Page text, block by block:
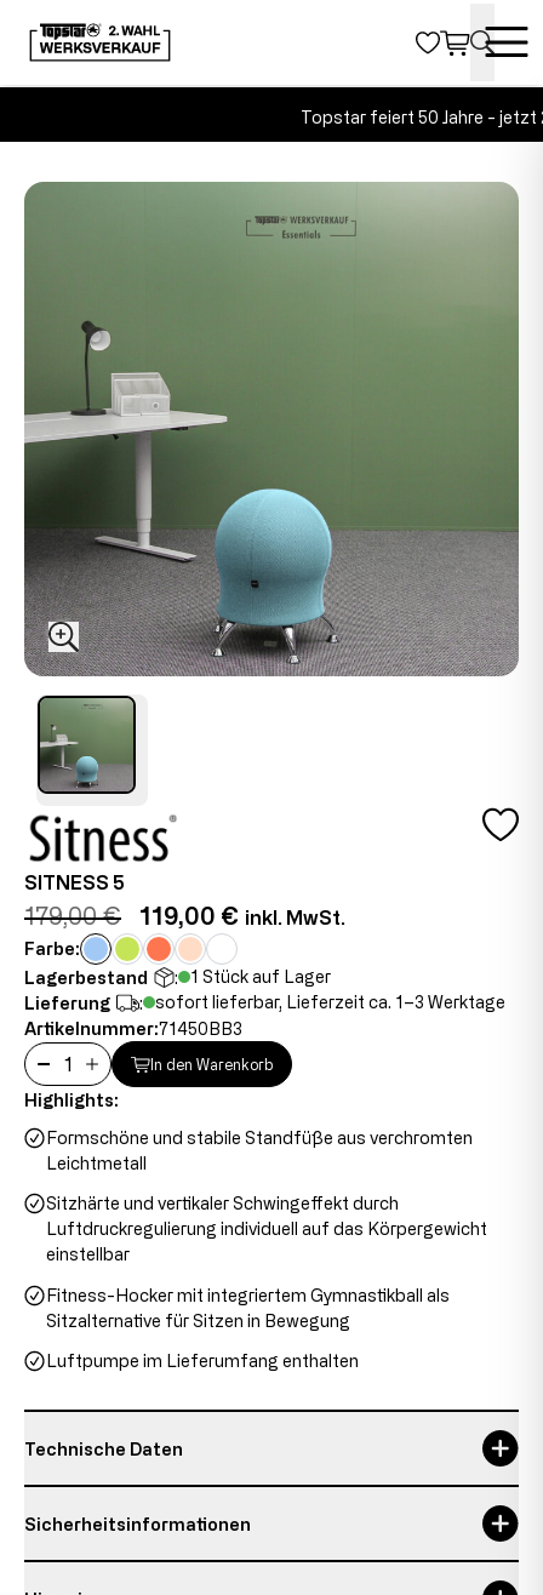
Topstar feiert 50 Jahre - jetzt
SITNESS 5
179,00 € 119,00 € inkl. MwSt.
Farbe:
Lagerbestand
:
1 Stück auf Lager
Lieferung
:
sofort lieferbar, Lieferzeit ca. 1–3 Werktage
Artikelnummer:71450BB3
In den Warenkorb
Highlights:
Formschöne und stabile Standfüße aus verchromten
Leichtmetall
Sitzhärte und vertikaler Schwingeffekt durch
Luftdruckregulierung individuell auf das Körpergewicht
einstellbar
Fitness-Hocker mit integriertem Gymnastikball als
Sitzalternative für Sitzen in Bewegung
Luftpumpe im Lieferumfang enthalten
Technische Daten
Sicherheitsinformationen